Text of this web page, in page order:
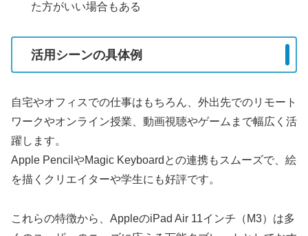
た方がいい場合もある
活用シーンの具体例
自宅やオフィスでの仕事はもちろん、外出先でのリモート
ワークやオンライン授業、動画視聴やゲームまで幅広く活
躍します。
Apple PencilやMagic Keyboardとの連携もスムーズで、絵
を描くクリエイターや学生にも好評です。
これらの特徴から、AppleのiPad Air 11インチ（M3）は多